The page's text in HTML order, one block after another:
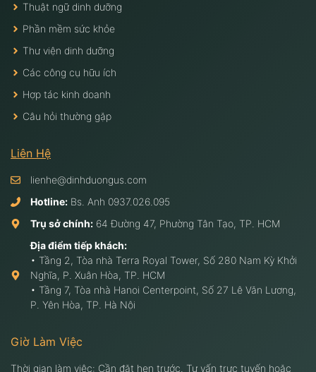
Thuật ngữ dinh dưỡng
Phần mềm sức khỏe
Thư viện dinh dưỡng
Các công cụ hữu ích
Hợp tác kinh doanh
Câu hỏi thường gặp
Liên Hệ
lienhe@dinhduongus.com
Hotline: Bs. Anh 0937.026.095
Trụ sở chính: 64 Đường 47, Phường Tân Tạo, TP. HCM
Địa điểm tiếp khách:
• Tầng 2, Tòa nhà Terra Royal Tower, Số 280 Nam Kỳ Khởi
Nghĩa, P. Xuân Hòa, TP. HCM
• Tầng 7, Tòa nhà Hanoi Centerpoint, Số 27 Lê Văn Lương,
P. Yên Hòa, TP. Hà Nội
Giờ Làm Việc
Thời gian làm việc: Cần đặt hẹn trước. Tư vấn trực tuyến hoặc